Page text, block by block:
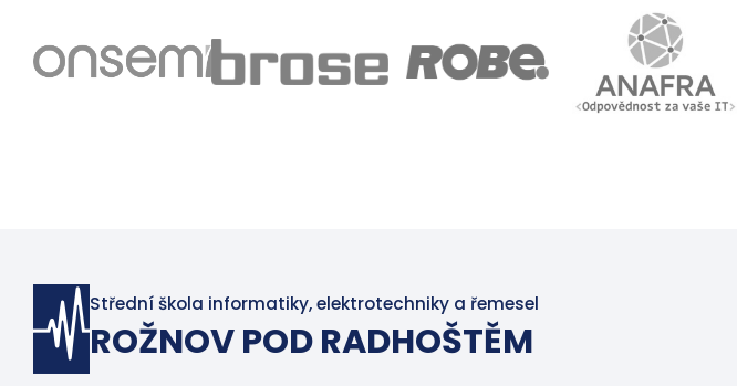
Střední škola informatiky, elektrotechniky a řemesel
ROŽNOV POD RADHOŠTĚM